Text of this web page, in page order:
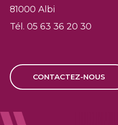
81000 Albi
Tél. 05 63 36 20 30
CONTACTEZ-NOUS